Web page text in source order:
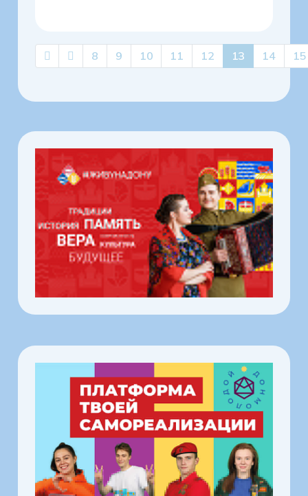
Страница 13 из 17
8 9 10 11 12 13 14 15